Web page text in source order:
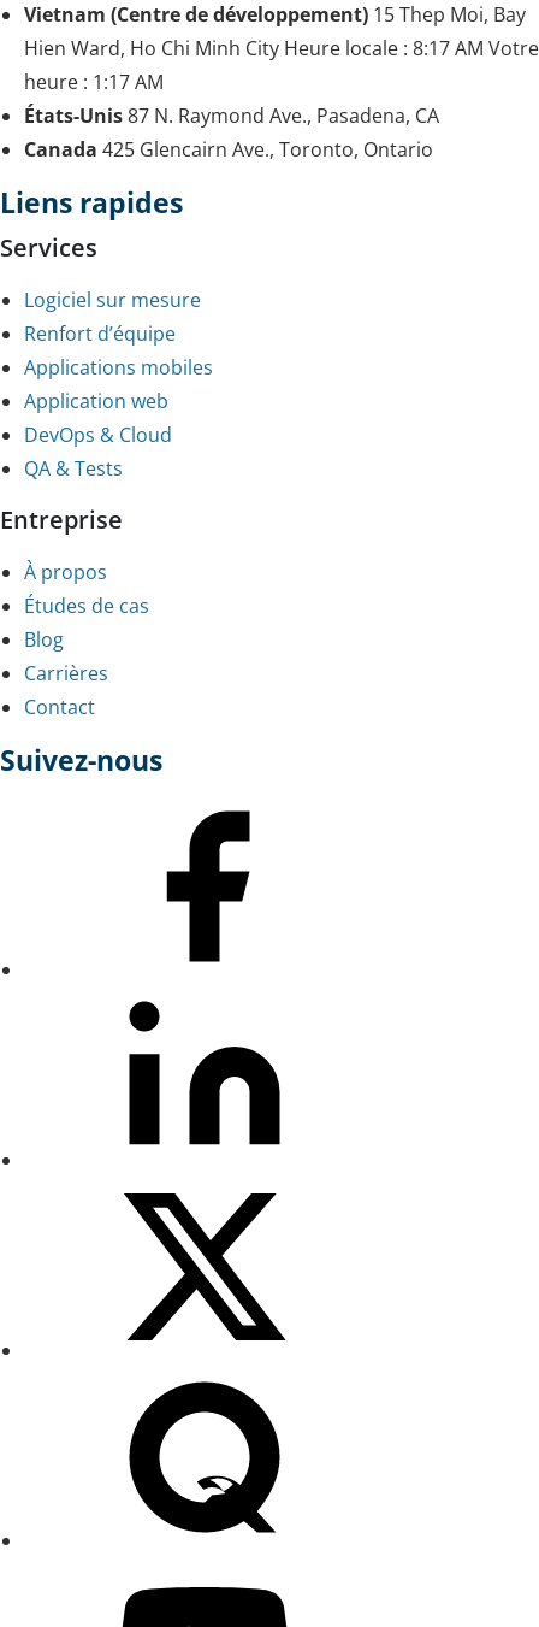
Vietnam (Centre de développement) 15 Thep Moi, Bay
Hien Ward, Ho Chi Minh City Heure locale : 8:17 AM Votre
heure : 1:17 AM
États-Unis87 N. Raymond Ave., Pasadena, CA
Canada 425 Glencairn Ave., Toronto, Ontario
Liens rapides
Services
Logiciel sur mesure
Renfort d’équipe
Applications mobiles
Application web
DevOps & Cloud
QA & Tests
Entreprise
À propos
Études de cas
Blog
Carrières
Contact
Suivez-nous